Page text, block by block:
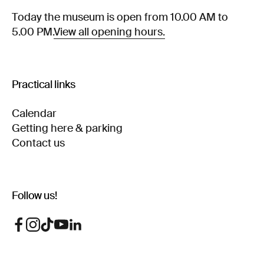
Today the museum is open from 10.00 AM to
5.00 PM.View all opening hours.
Practical links
Calendar
Getting here & parking
Contact us
Follow us!